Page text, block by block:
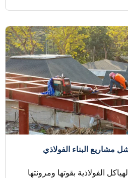
البناء الفولاذي
الفولاذية بقوتها ومرونتها